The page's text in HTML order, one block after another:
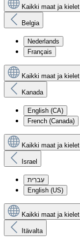
Kaikki maat ja kielet
Belgia
Nederlands
Français
Kaikki maat ja kielet
Kanada
English (CA)
French (Canada)
Kaikki maat ja kielet
Israel
עִברִית
English (US)
Kaikki maat ja kielet
Itävalta